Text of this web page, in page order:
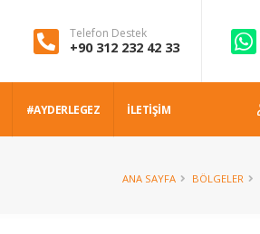
Telefon Destek
+90 312 232 42 33
#AYDERLEGEZ İLETİŞİM
ANA SAYFA BÖLGELER